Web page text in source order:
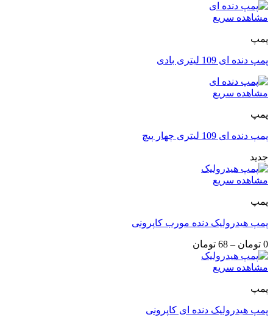
مشاهده سریع
پمپ
پمپ دنده ای 109 لیتری بادی
مشاهده سریع
پمپ
پمپ دنده ای 109 لیتری چهار پیچ
جدید
مشاهده سریع
پمپ
پمپ هیدرولیک دنده مورب کاپرونی
0 تومان –
68 تومان
مشاهده سریع
پمپ
پمپ هیدرولیک دنده ای کاپرونی